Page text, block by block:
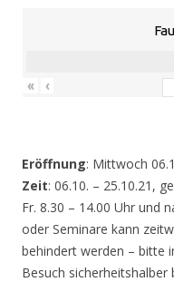
« ‹
Eröffnung: Mittwoch
Zeit: 06.10. – 25.10.21,
Fr. 8.30 – 14.00 Uhr und
oder Seminare kann
behindert werden – bitte
Besuch sicherheitshalber